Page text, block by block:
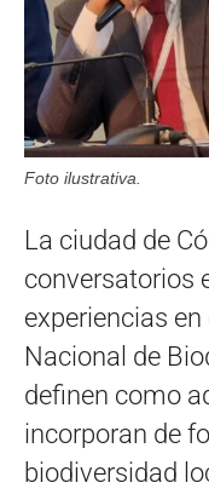
Foto ilustrativa.
La ciudad de
conversatorios
experiencias
Nacional de
definen como
incorporan de
biodiversidad